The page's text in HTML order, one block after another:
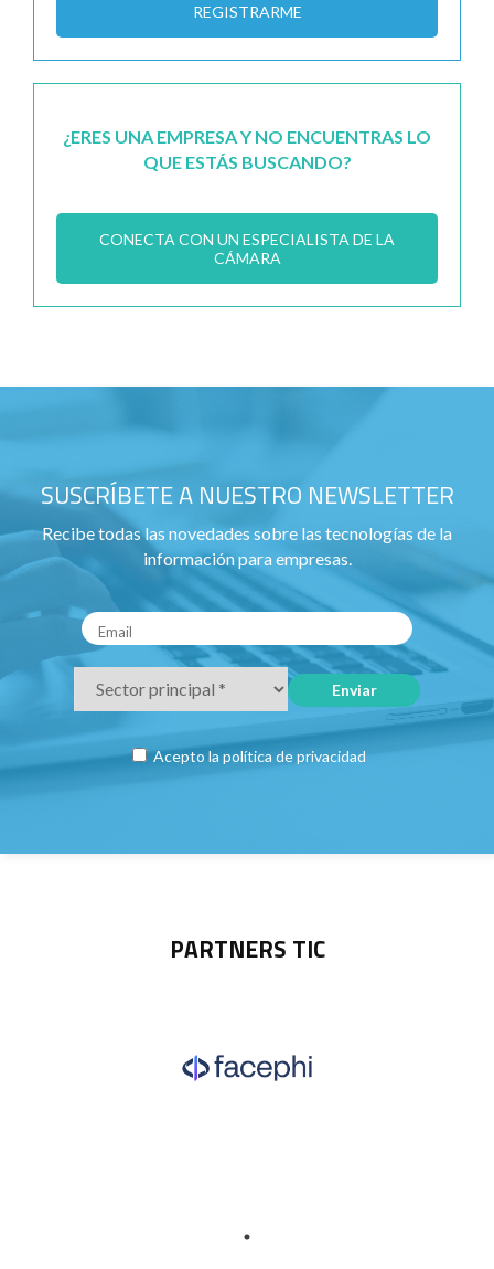
REGISTRARME
¿ERES UNA EMPRESA Y NO ENCUENTRAS LO
QUE ESTÁS BUSCANDO?
CONECTA CON UN ESPECIALISTA DE LA
CÁMARA
SUSCRÍBETE A NUESTRO NEWSLETTER
Recibe todas las novedades sobre las tecnologías de la
información para empresas.
Acepto la política de privacidad
PARTNERS TIC